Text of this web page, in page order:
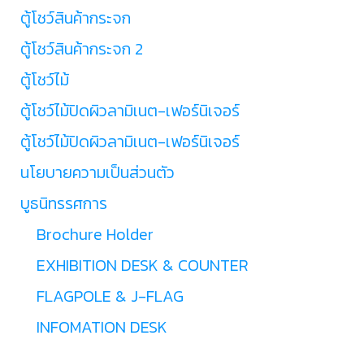
ตู้โชว์สินค้ากระจก
ตู้โชว์สินค้ากระจก 2
ตู้โชว์ไม้
ตู้โชว์ไม้ปิดผิวลามิเนต-เฟอร์นิเจอร์
ตู้โชว์ไม้ปิดผิวลามิเนต-เฟอร์นิเจอร์
นโยบายความเป็นส่วนตัว
บูธนิทรรศการ
Brochure Holder
EXHIBITION DESK & COUNTER
FLAGPOLE & J-FLAG
INFOMATION DESK